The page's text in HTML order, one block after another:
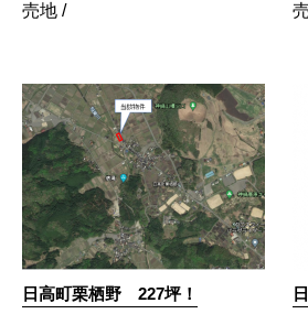
売地 /
日高町栗栖野 227坪！